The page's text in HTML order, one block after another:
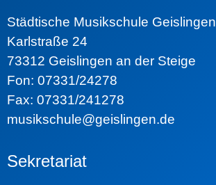
Städtische Musikschule Geislingen
Karlstraße 24
73312 Geislingen an der Steige
Fon: 07331/24278
Fax: 07331/241278
musikschule@geislingen.de
Sekretariat